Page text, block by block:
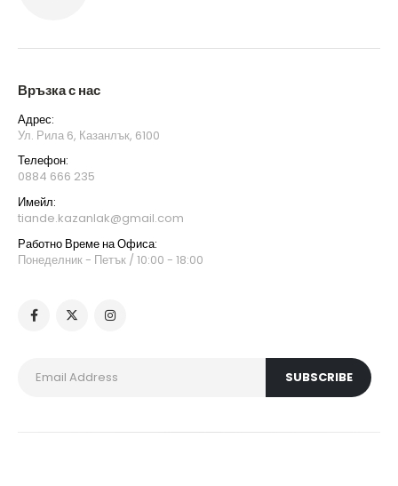
Връзка с нас
Адрес:
Ул. Рила 6, Казанлък, 6100
Телефон:
0884 666 235
Имейл:
tiande.kazanlak@gmail.com
Работно Време на Офиса:
Понеделник - Петък / 10:00 - 18:00